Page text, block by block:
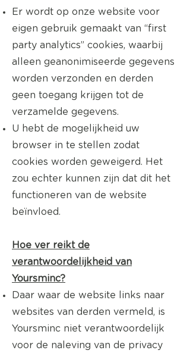
Er wordt op onze website voor
eigen gebruik gemaakt van “first
party analytics” cookies, waarbij
alleen geanonimiseerde gegevens
worden verzonden en derden
geen toegang krijgen tot de
verzamelde gegevens.
U hebt de mogelijkheid uw
browser in te stellen zodat
cookies worden geweigerd. Het
zou echter kunnen zijn dat dit het
functioneren van de website
beïnvloed.
Hoe ver reikt de
verantwoordelijkheid van
Yoursminc?
Daar waar de website links naar
websites van derden vermeld, is
Yoursminc niet verantwoordelijk
voor de naleving van de privacy